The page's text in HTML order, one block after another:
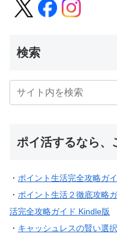
検索
ポイ活するなら、
・ ポイント生活完全攻略ガ
・ ポイント生活２徹底攻略
活完全攻略ガイド Kindle版
・ キャッシュレスの賢い選